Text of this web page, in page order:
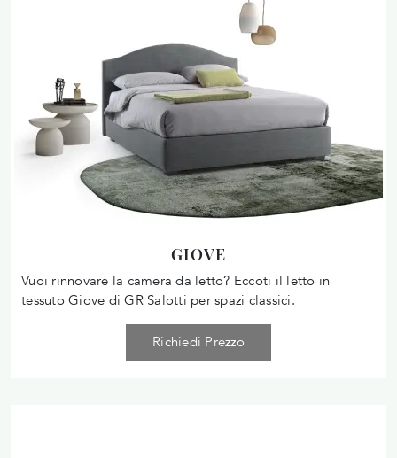
GIOVE
Vuoi rinnovare la camera da letto? Eccoti il letto in
tessuto Giove di GR Salotti per spazi classici.
Richiedi Prezzo